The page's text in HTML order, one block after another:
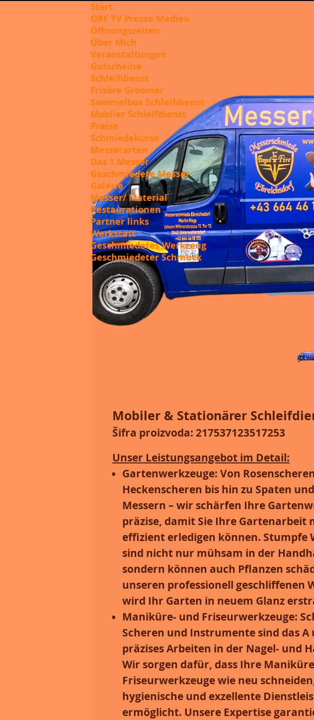
Mobiler & Stationärer
Šifra proizvoda: 217537123517253
Unser Leistungsangebot im Detail:
Gartenwerkzeuge: Von
Heckenscheren bis hin zu Spaten
Messern – wir schärfen Ihre
präzise, damit Sie Ihre Gartenarbeit
effizient erledigen können. Stumpfe
sind nicht nur mühsam in der
sondern können auch Pflanzen
unseren professionell geschliffenen
wird Ihr Garten in neuem Glanz
Maniküre- und Friseurwerkzeuge:
Scheren und Instrumente sind das A
präzises Arbeiten in der Nagel- und
Wir sorgen dafür, dass Ihre
Friseurwerkzeuge wie neu
hygienische und exzellente
ermöglicht. Unsere Expertise
Start
ORF TV Presse Medien
Öffnungszeiten
Über Mich
Veranstaltungen
Gutscheine
Schleifdienst
Frisöre Groomer
Sammelbox Schleifdienst
Mobiler Schleifdienst
Preise
Schmiedekurse
Messerarten
Das 1.Messer
Geschmiedete Messer
Galerie
Messer/ Material
Restaurationen
Partner links
Werkstatt
Geschmiedetes Werkzeug
Geschmiedeter Schmuck